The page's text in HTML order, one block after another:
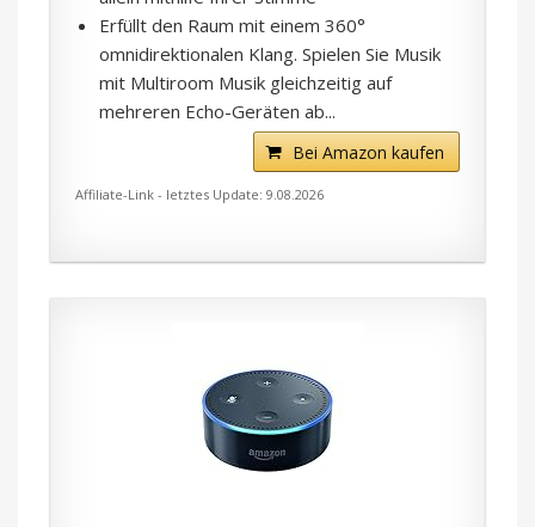
Erfüllt den Raum mit einem 360°
omnidirektionalen Klang. Spielen Sie Musik
mit Multiroom Musik gleichzeitig auf
mehreren Echo-Geräten ab...
Bei Amazon kaufen
Affiliate-Link - letztes Update: 9.08.2026